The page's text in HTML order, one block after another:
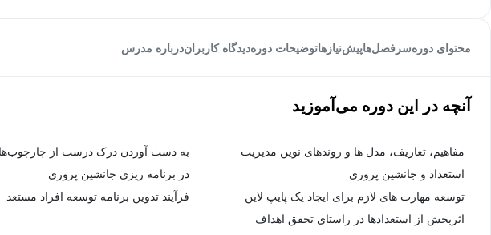
محتوای دورهسرفصل‌هاپیش‌نیاز‌هاتوضیحات دورهدیدگاه کاربراندرباره مدرس
آنچه در این دوره می‌آموزید
مفاهیم، تعاریف، مدل ها و روندهای نوین مدیریت
استعداد و جانشین پروری
به دست آوردن درک درست از
در برنامه ریزی جانشین پروری
توسعه مهارت های لازم برای ایجاد یک پایپ لاین
اثربخش از استعدادها در راستای تحقق اهداف
فرآیند تدوین برنامه توسعه افراد مستعد